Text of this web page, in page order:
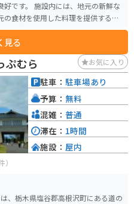
です。 施設内には、地元の新鮮な
食材を使用した料理を提供するレ
として知
使った様々な商品が販売されていま
木町の観光情報発信拠点である「情
する「工芸館」などもあります。
広々とした駐車場が完備されてい
々が広がっており、ツーリングの休
は、モータースポーツやアミュー
見る
ぷむら お気に入り
）
、栃木県塩谷郡高根沢町にある道の
駐車： 駐車場あり
予算： 無料
混雑： 普通
滞在： 1時間
施設： 屋内